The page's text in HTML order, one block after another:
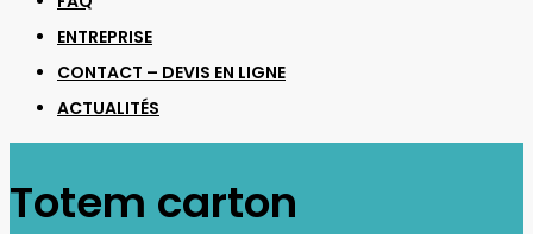
ENTREPRISE
CONTACT – DEVIS EN LIGNE
ACTUALITÉS
Totem carton